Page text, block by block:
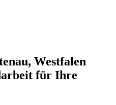
Westfalen
für Ihre